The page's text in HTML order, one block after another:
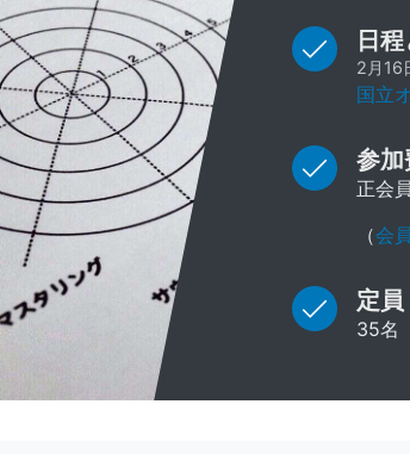
日
2月16
国立
参加
正会
（会
定員
35名